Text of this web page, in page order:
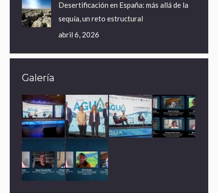
Desertificación en España: más allá de la
sequía, un reto estructural
abril 6, 2026
Galería